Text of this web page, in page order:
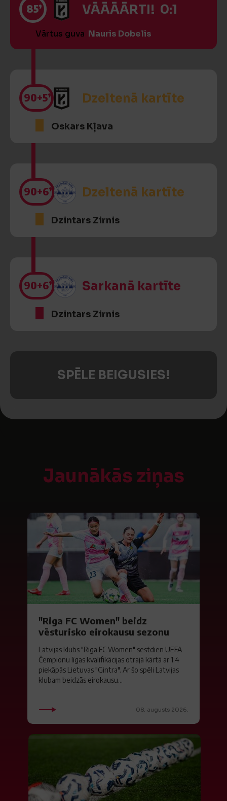
85’ VĀĀĀĀRTI! 0:1
Vārtus guva Nauris Dobelis
90+5’ Dzeltenā kartīte
Oskars Kļava
90+6’ Dzeltenā kartīte
Dzintars Zirnis
90+6’ Sarkanā kartīte
Dzintars Zirnis
SPĒLE BEIGUSIES!
Jaunākās ziņas
"Riga FC Women" beidz
vēsturisko eirokausu sezonu
Latvijas klubs "Riga FC Women" sestdien UEFA
Čempionu līgas kvalifikācijas otrajā kārtā ar 1:4
piekāpās Lietuvas "Gintra". Ar šo spēli Latvijas
klubam beidzās eirokausu...
08. augusts 2026.